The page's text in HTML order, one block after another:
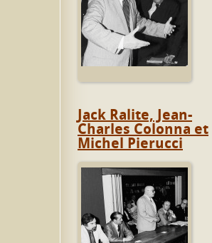
Jack Ralite, Jean-
Charles Colonna et
Michel Pierucci